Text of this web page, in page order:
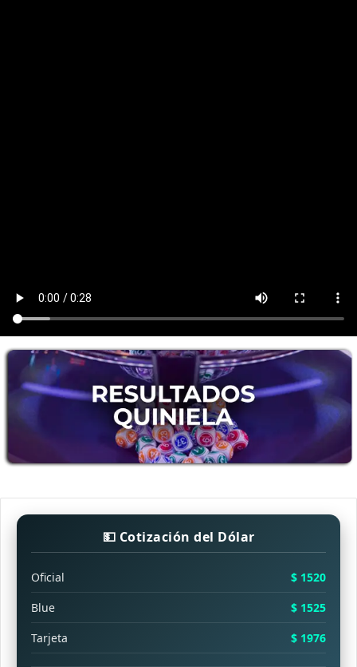
💵 Cotización del Dólar
Oficial
$ 1520
Blue
$ 1525
Tarjeta
$ 1976